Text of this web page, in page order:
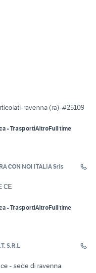
ravenna (ra)-#25109
- TrasportiAltroFull time
CON NOI ITALIA Srls
CE
- TrasportiAltroFull time
S.R.L
- sede di ravenna